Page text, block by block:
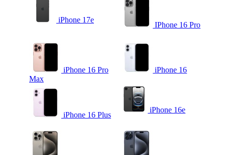
iPhone 17e
IPhone 16 Pro
iPhone 16 Pro
Max
iPhone 16
iPhone 16 Plus
iPhone 16e